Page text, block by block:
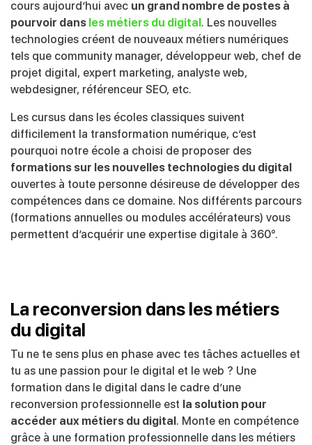
cours aujourd’hui avec un grand nombre de postes à
pourvoir dans les métiers du digital. Les nouvelles
technologies créent de nouveaux métiers numériques
tels que community manager, développeur web, chef de
projet digital, expert marketing, analyste web,
webdesigner, référenceur SEO, etc.
Les cursus dans les écoles classiques suivent
difficilement la transformation numérique, c’est
pourquoi notre école a choisi de proposer des
formations sur les nouvelles technologies du digital
ouvertes à toute personne désireuse de développer des
compétences dans ce domaine. Nos différents parcours
(formations annuelles ou modules accélérateurs) vous
permettent d’acquérir une expertise digitale à 360°.
La reconversion dans les métiers
du digital
Tu ne te sens plus en phase avec tes tâches actuelles et
tu as une passion pour le digital et le web ? Une
formation dans le digital dans le cadre d’une
reconversion professionnelle est la solution pour
accéder aux métiers du digital. Monte en compétence
grâce à une formation professionnelle dans les métiers